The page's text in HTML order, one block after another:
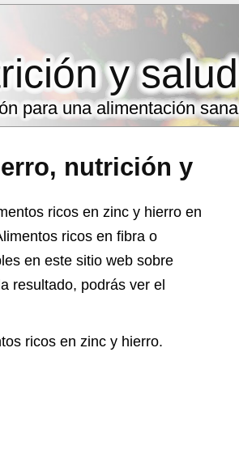
, nutrición y
y salud
para una alimentación sana
ricos en zinc y hierro en
ricos en fibra o
en este sitio web sobre
resultado, podrás ver el
ricos en zinc y hierro.